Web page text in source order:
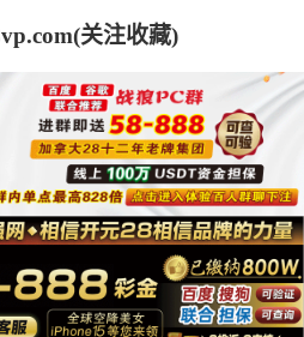
关注收藏)